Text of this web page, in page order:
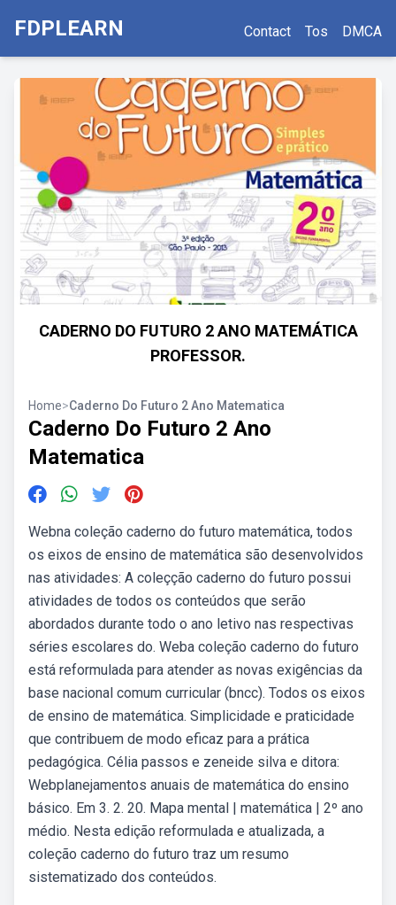
FDPLEARN Contact Tos DMCA
CADERNO DO FUTURO 2 ANO MATEMÁTICA
PROFESSOR.
Home>Caderno Do Futuro 2 Ano Matematica
Caderno Do Futuro 2 Ano
Matematica
Webna coleção caderno do futuro matemática, todos
os eixos de ensino de matemática são desenvolvidos
nas atividades: A coleçção caderno do futuro possui
atividades de todos os conteúdos que serão
abordados durante todo o ano letivo nas respectivas
séries escolares do. Weba coleção caderno do futuro
está reformulada para atender as novas exigências da
base nacional comum curricular (bncc). Todos os eixos
de ensino de matemática. Simplicidade e praticidade
que contribuem de modo eficaz para a prática
pedagógica. Célia passos e zeneide silva e ditora:
Webplanejamentos anuais de matemática do ensino
básico. Em 3. 2. 20. Mapa mental | matemática | 2º ano
médio. Nesta edição reformulada e atualizada, a
coleção caderno do futuro traz um resumo
sistematizado dos conteúdos.